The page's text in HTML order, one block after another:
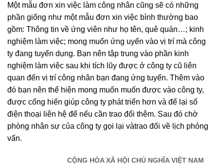
Một mẫu đơn xin việc làm công nhân cũng sẽ có những
phần giống như một mẫu đơn xin việc bình thường bao
gồm: Thông tin về ứng viên như họ tên, quê quán…; kinh
nghiệm làm việc; mong muốn ứng uyến vào vị trí mà công
ty đang tuyển dụng. Bạn nên tập trung vào phần kinh
nghiệm làm việc sau khi tích lũy được ở công ty cũ liên
quan đến vị trí công nhân bạn đang ứng tuyển. Thêm vào
đó bạn nên thể hiện mong muốn muốn được vào công ty,
được cống hiến giúp công ty phát triển hơn và để lại số
điện thoại liên hệ để nếu cần trao đổi thêm. Sau đó chờ
phòng nhân sự của công ty gọi lại vàtrao đổi về lịch phỏng
vấn.
CỘNG HÒA XÃ HỘI CHỦ NGHĨA VIỆT NAM